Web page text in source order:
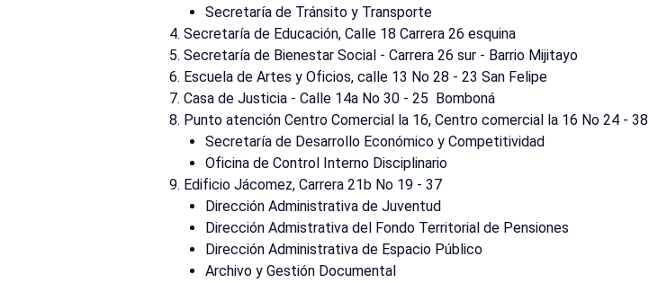
Secretaría de Tránsito y Transporte
Secretaría de Educación, Calle 18 Carrera 26 esquina
Secretaría de Bienestar Social - Carrera 26 sur - Barrio Mijitayo
Escuela de Artes y Oficios, calle 13 No 28 - 23 San Felipe
Casa de Justicia - Calle 14a No 30 - 25 Bomboná
Punto atención Centro Comercial la 16, Centro comercial la 16 No 24 - 38
Secretaría de Desarrollo Económico y Competitividad
Oficina de Control Interno Disciplinario
Edificio Jácomez, Carrera 21b No 19 - 37
Dirección Administrativa de Juventud
Dirección Admistrativa del Fondo Territorial de Pensiones
Dirección Administrativa de Espacio Público
Archivo y Gestión Documental